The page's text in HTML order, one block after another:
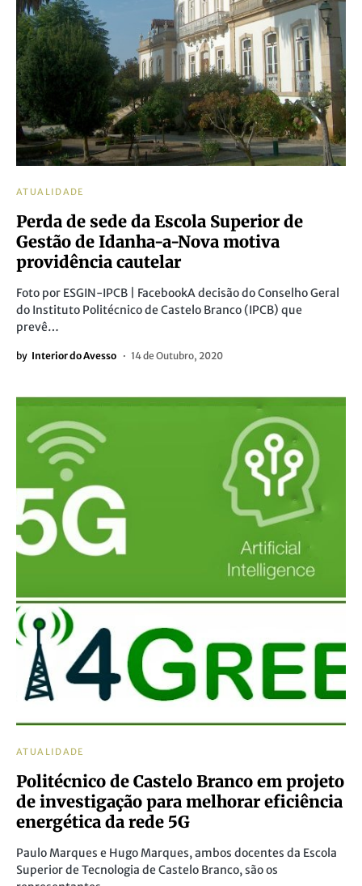
ATUALIDADE
Perda de sede da Escola Superior de
Gestão de Idanha-a-Nova motiva
providência cautelar
Foto por ESGIN-IPCB | FacebookA decisão do Conselho Geral
do Instituto Politécnico de Castelo Branco (IPCB) que
prevê…
by Interior do Avesso 14 de Outubro, 2020
ATUALIDADE
Politécnico de Castelo Branco em projeto
de investigação para melhorar eficiência
energética da rede 5G
Paulo Marques e Hugo Marques, ambos docentes da Escola
Superior de Tecnologia de Castelo Branco, são os